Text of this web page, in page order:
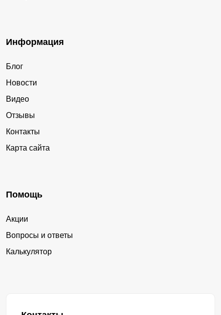
Информация
Блог
Новости
Видео
Отзывы
Контакты
Карта сайта
Помощь
Акции
Вопросы и ответы
Калькулятор